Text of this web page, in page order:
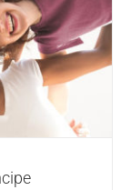
žena